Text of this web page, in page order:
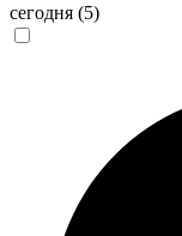
сегодня (5)